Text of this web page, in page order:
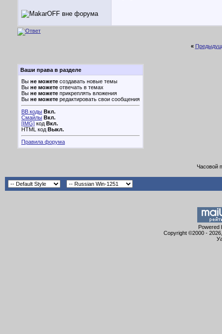
«
Ваши права в разделе
Вы не можете создавать новые темы
Вы не можете отвечать в темах
Вы не можете прикреплять вложения
Вы не можете редактировать свои сообщения
BB коды Вкл.
Смайлы Вкл.
[IMG] код Вкл.
HTML код Выкл.
Правила форума
Часовой
Powered
Copyright ©2000 -